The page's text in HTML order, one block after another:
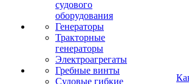
судового
оборудования
Генераторы
Тракторные
генераторы
Электроагрегаты
Гребные винты
Судовые гибкие